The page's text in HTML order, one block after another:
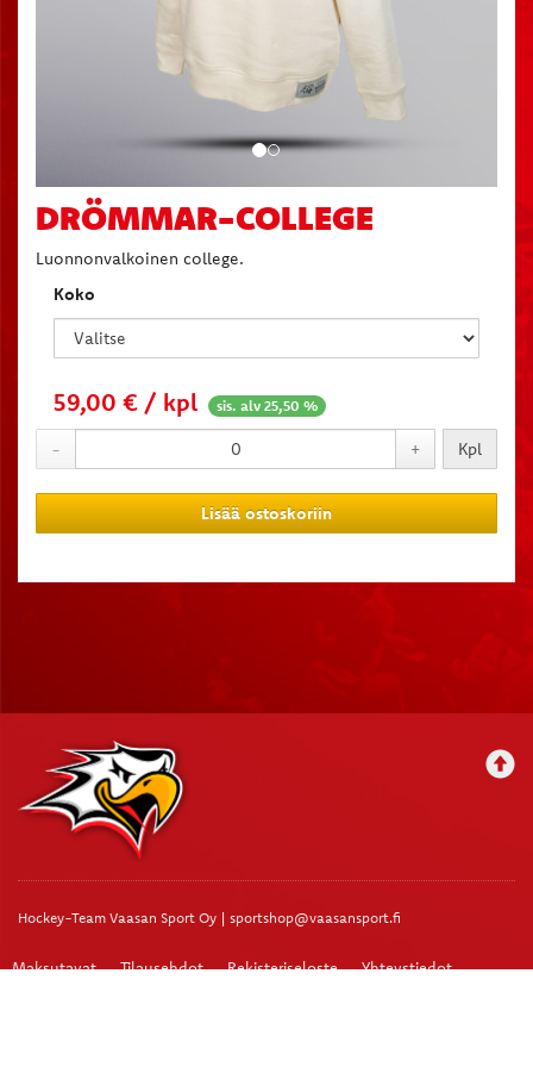
DRÖMMAR-COLLEGE
Luonnonvalkoinen college.
Koko
59,00 € / kpl sis. alv 25,50 %
- + Kpl
Lisää ostoskoriin
Hockey-Team Vaasan Sport Oy | sportshop@vaasansport.fi
Maksutavat Tilausehdot Rekisteriseloste Yhteystiedot